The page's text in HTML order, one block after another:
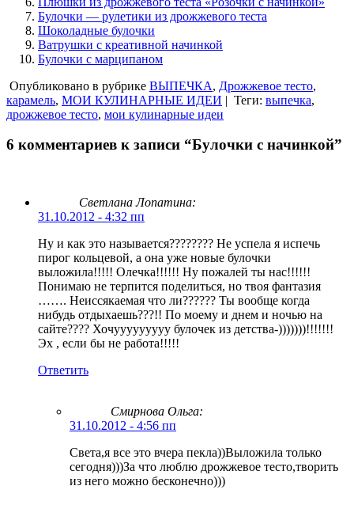
Булочки — рулетики из дрожжевого теста
Шоколадные булочки
Ватрушки с креативной начинкой
Булочки с марципаном
Опубликовано в рубрике ВЫПЕЧКА, Дрожжевое тесто,
карамель, МОИ КУЛИНАРНЫЕ ИДЕИ | Теги: выпечка,
дрожжевое тесто, мои кулинарные идеи
6 комментариев к записи “Булочки с начинкой”
Светлана Лопатина:
31.10.2012 - 4:32 пп
Ну и как это называется???????? Не успела я испечь
пирог кольцевой, а она уже новые булочки
выложила!!!!! Олечка!!!!!! Ну пожалей ты нас!!!!!!
Понимаю не терпится поделиться, но твоя фантазия
……. Неиссякаемая что ли?????? Ты вообще когда
нибудь отдыхаешь???!! По моему и днем и ночью на
сайте???? Хочууууууууу булочек из детства-)))))))!!!!!!!
Эх , если бы не работа!!!!!
Ответить
Смирнова Ольга:
31.10.2012 - 4:56 пп
Света,я все это вчера пекла))Выложила только
сегодня)))За что люблю дрожжевое тесто,творить
из него можно бесконечно)))